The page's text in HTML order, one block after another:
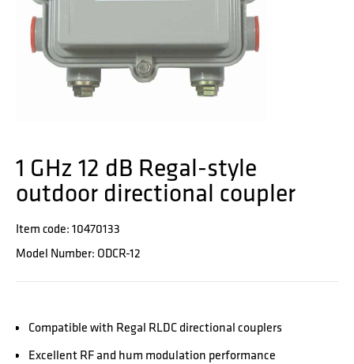
1 GHz 12 dB Regal-style
outdoor directional coupler
Item code: 10470133
Model Number: ODCR-12
Compatible with Regal RLDC directional couplers
Excellent RF and hum modulation performance